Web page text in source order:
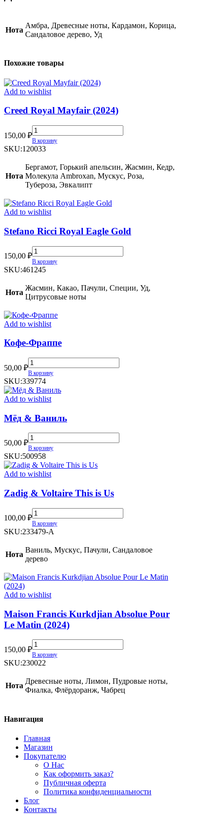
Нота
Амбра, Древесные ноты, Кардамон, Корица,
Сандаловое дерево, Уд
Похожие товары
Add to wishlist
Creed Royal Mayfair (2024)
150,00 ₽
Creed
Royal
Mayfair
quantity
В корзину
SKU:120033
Нота
Бергамот, Горький апельсин, Жасмин, Кедр,
Молекула Ambroxan, Мускус, Роза,
Тубероза, Эвкалипт
Add to wishlist
Stefano Ricci Royal Eagle Gold
150,00 ₽
Stefano
Ricci
Royal
Gold
quantity
В корзину
SKU:461245
Нота
Жасмин, Какао, Пачули, Специи, Уд,
Цитрусовые ноты
Add to wishlist
Кофе-Фраппе
50,00 ₽
Кофе-
Фраппе
quantity
В корзину
SKU:339774
Add to wishlist
Мёд & Ваниль
50,00 ₽
Мёд
&
Ваниль
quantity
В корзину
SKU:500958
Add to wishlist
Zadig & Voltaire This is Us
100,00 ₽
Zadig
&
Voltaire
is
Us
quantity
В корзину
SKU:233479-A
Нота
Ваниль, Мускус, Пачули, Сандаловое
дерево
Add to wishlist
Maison Francis Kurkdjian Absolue Pour
Le Matin (2024)
150,00 ₽
Maison
Francis
Kurkdjian
Pour
Le
В корзину
SKU:230022
Нота
Древесные ноты, Лимон, Пудровые ноты,
Фиалка, Флёрдоранж, Чабрец
Навигация
Главная
Магазин
Покупателю
О Нас
Как оформить заказ?
Публичная оферта
Политика конфиденциальности
Блог
Контакты